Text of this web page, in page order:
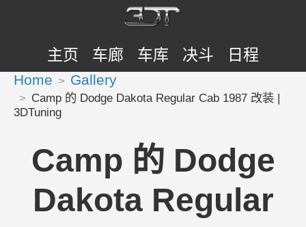
主页 车廊 车库 决斗 日程
Home Gallery
Camp 的 Dodge Dakota Regular Cab 1987 改装 |
3DTuning
Camp 的 Dodge
Dakota Regular